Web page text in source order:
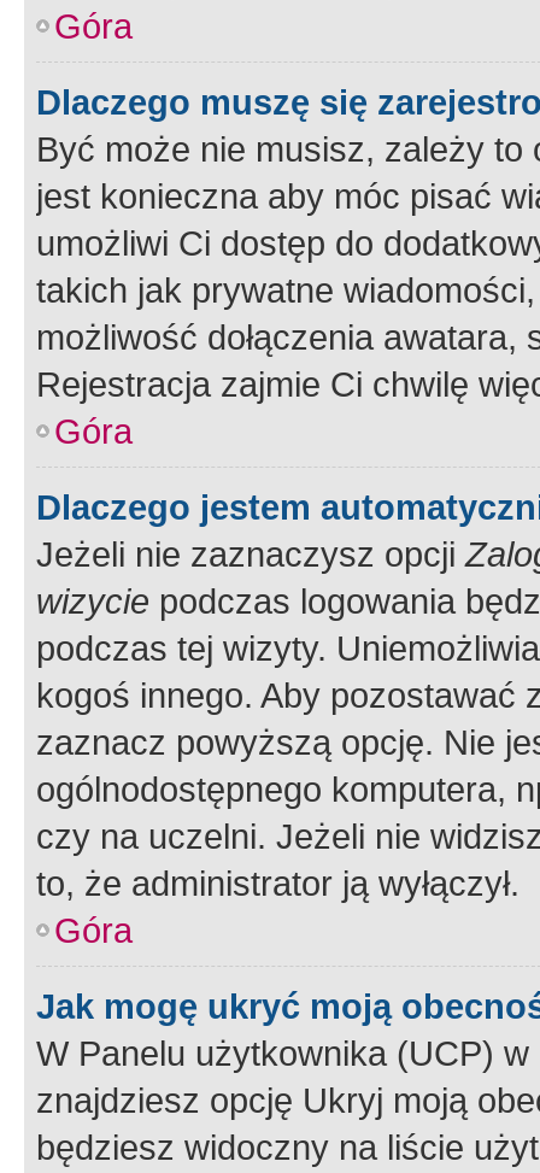
Góra
Dlaczego muszę się
Być może nie musisz, zależy
jest konieczna aby móc pisać
umożliwi Ci dostęp do
takich jak prywatne
możliwość dołączenia
Rejestracja zajmie Ci chwilę
Góra
Dlaczego jestem
Jeżeli nie zaznaczysz opcji
wizycie podczas logowania
podczas tej wizyty.
kogoś innego. Aby pozostawać
zaznacz powyższą opcję. Nie
ogólnodostępnego komputera,
czy na uczelni. Jeżeli nie
to, że administrator ją wyłączył.
Góra
Jak mogę ukryć moją
W Panelu użytkownika (UCP) w
znajdziesz opcję Ukryj moją
będziesz widoczny na liście